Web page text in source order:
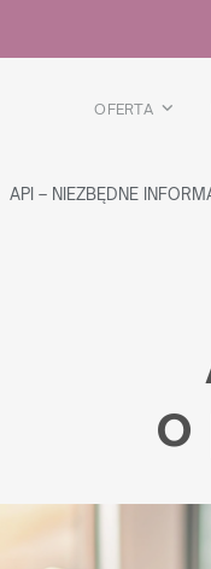
OFERTA
API – NIEZBĘDNE
o